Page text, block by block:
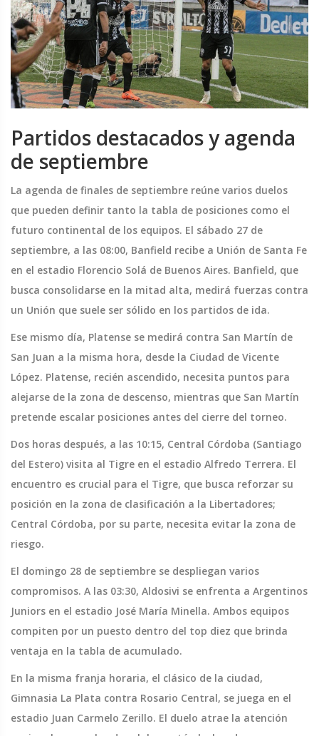
Partidos destacados y agenda
de septiembre
La agenda de finales de septiembre reúne varios duelos
que pueden definir tanto la tabla de posiciones como el
futuro continental de los equipos. El sábado 27 de
septiembre, a las 08:00, Banfield recibe a Unión de Santa Fe
en el estadio Florencio Solá de Buenos Aires. Banfield, que
busca consolidarse en la mitad alta, medirá fuerzas contra
un Unión que suele ser sólido en los partidos de ida.
Ese mismo día, Platense se medirá contra San Martín de
San Juan a la misma hora, desde la Ciudad de Vicente
López. Platense, recién ascendido, necesita puntos para
alejarse de la zona de descenso, mientras que San Martín
pretende escalar posiciones antes del cierre del torneo.
Dos horas después, a las 10:15, Central Córdoba (Santiago
del Estero) visita al Tigre en el estadio Alfredo Terrera. El
encuentro es crucial para el Tigre, que busca reforzar su
posición en la zona de clasificación a la Libertadores;
Central Córdoba, por su parte, necesita evitar la zona de
riesgo.
El domingo 28 de septiembre se despliegan varios
compromisos. A las 03:30, Aldosivi se enfrenta a Argentinos
Juniors en el estadio José María Minella. Ambos equipos
compiten por un puesto dentro del top diez que brinda
ventaja en la tabla de acumulado.
En la misma franja horaria, el clásico de la ciudad,
Gimnasia La Plata contra Rosario Central, se juega en el
estadio Juan Carmelo Zerillo. El duelo atrae la atención